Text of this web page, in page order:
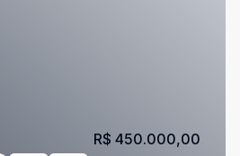
R$ 450.000,00